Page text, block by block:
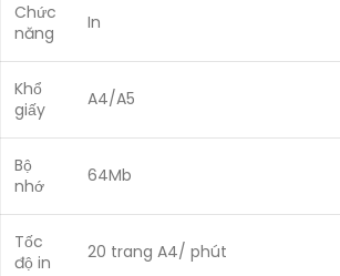
Chức
năng
In
Khổ
giấy
A4/A5
Bộ
nhớ
64Mb
Tốc
độ in
20 trang A4/ phút